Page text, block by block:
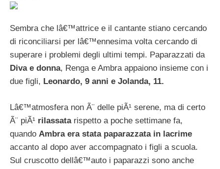
Sembra che lâ€™attrice e il cantante stiano cercando
di riconciliarsi per lâ€™ennesima volta cercando di
superare i problemi degli ultimi tempi. Paparazzati da
Diva e donna, Renga e Ambra appaiono insieme con i
due figli, Leonardo, 9 anni e Jolanda, 11.
Lâ€™atmosfera non Ã¨ delle piÃ¹ serene, ma di certo
Ã¨ piÃ¹ rilassatarispetto a poche settimane fa,
quando Ambra era stata paparazzata in lacrime
accanto al dopo aver accompagnato i figli a scuola.
Sul cruscotto dellâ€™auto i paparazzi sono anche